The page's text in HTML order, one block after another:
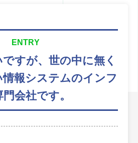
ENTRY
すが、 世の中に無く
情報システムのインフ
会社です。